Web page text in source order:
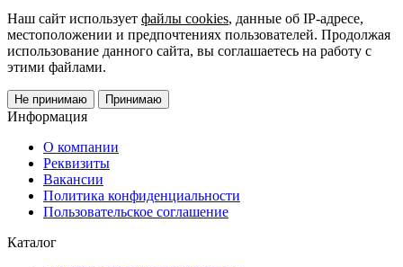
Наш сайт использует файлы cookies, данные об IP-адресе,
местоположении и предпочтениях пользователей. Продолжая
использование данного сайта, вы соглашаетесь на работу с
этими файлами.
Не принимаю Принимаю
Информация
О компании
Реквизиты
Вакансии
Политика конфиденциальности
Пользовательское соглашение
Каталог